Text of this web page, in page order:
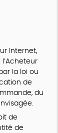
Internet,
la loi ou
de
du
de
de